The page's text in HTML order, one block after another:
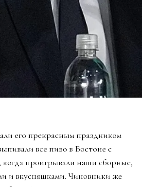
его прекрасным праздником
все пиво в Бостоне с
проигрывали наши сборные,
и вкусняшками. Чиновники же